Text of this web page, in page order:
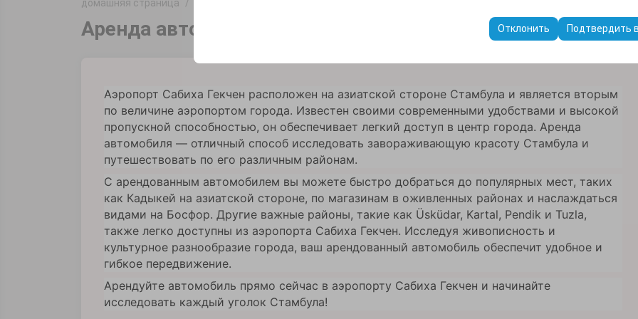
платформе путем сохранения настроек пользовательского интерфейса, языковых
Отклонить Подтвердить
домашняя страница
Аренда авто в аэропорту Сабиха Гекчен по лучшим
Аэропорт Сабиха Гекчен расположен на азиатской стороне Стамбула и является вторым
по величине аэропортом города. Известен своими современными удобствами и высокой
пропускной способностью, он обеспечивает легкий доступ в центр города. Аренда
автомобиля — отличный способ исследовать завораживающую красоту Стамбула и
путешествовать по его различным районам.
С арендованным автомобилем вы можете быстро добраться до популярных мест, таких
как Кадыкей на азиатской стороне, по магазинам в оживленных районах и наслаждаться
видами на Босфор. Другие важные районы, такие как Üsküdar, Kartal, Pendik и Tuzla,
также легко доступны из аэропорта Сабиха Гекчен. Исследуя живописность и
культурное разнообразие города, ваш арендованный автомобиль обеспечит удобное и
гибкое передвижение.
Арендуйте автомобиль прямо сейчас в аэропорту Сабиха Гекчен и начинайте
исследовать каждый уголок Стамбула!